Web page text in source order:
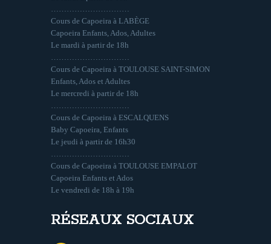
Cours de Capoeira à LABÈGE
Capoeira Enfants, Ados, Adultes
Le mardi à partir de 18h
Cours de Capoeira à TOULOUSE SAINT-SIMON
Enfants, Ados et Adultes
Le mercredi à partir de 18h
Cours de Capoeira à ESCALQUENS
Baby Capoeira, Enfants
Le jeudi à partir de 16h30
Cours de Capoeira à TOULOUSE EMPALOT
Capoeira Enfants et Ados
Le vendredi de 18h à 19h
RÉSEAUX SOCIAUX